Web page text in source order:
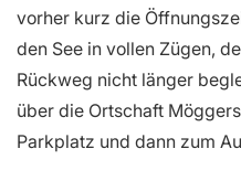
vorher kurz die
den See in vollen Zügen,
Rückweg nicht länger
über die Ortschaft
Parkplatz und dann zum